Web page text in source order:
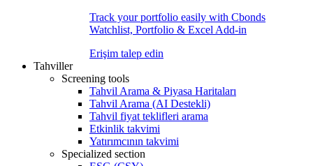
Track your portfolio easily with Cbonds
Watchlist, Portfolio & Excel Add-in
Erişim talep edin
Tahviller
Screening tools
Tahvil Arama & Piyasa Haritaları
Tahvil Arama (AI Destekli)
Tahvil fiyat teklifleri arama
Etkinlik takvimi
Yatırımcının takvimi
Specialized section